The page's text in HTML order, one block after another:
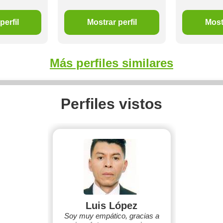
Mostrar perfil
Más perfiles similares
Perfiles vistos
Luis López
Soy muy empático, gracias a